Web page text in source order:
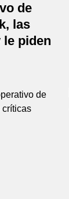
de
las
piden